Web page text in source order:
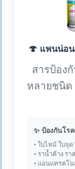
🍄 แพนน่อ
สารป้อง
หลายชนิด
✨ ป้องกันโร
• ใบไหม้ ใบจุ
• ราน้ำค้าง ร
• แอนแทรคโ